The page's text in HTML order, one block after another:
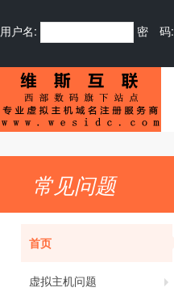
用户名: 密 码:
常见问题
首页
虚拟主机问题